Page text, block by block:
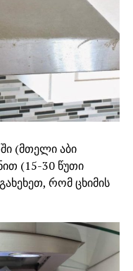
(მთელი აბი
(15-30 წუთი
რომ ცხიმის